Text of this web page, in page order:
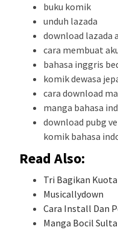
buku komik
unduh lazada
download lazada
cara membuat
bahasa inggris
komik dewasa
cara download
manga bahasa
download pubg
komik bahasa
Read Also:
Tri Bagikan
Musicallydown
Cara Install Dan
Manga Bocil